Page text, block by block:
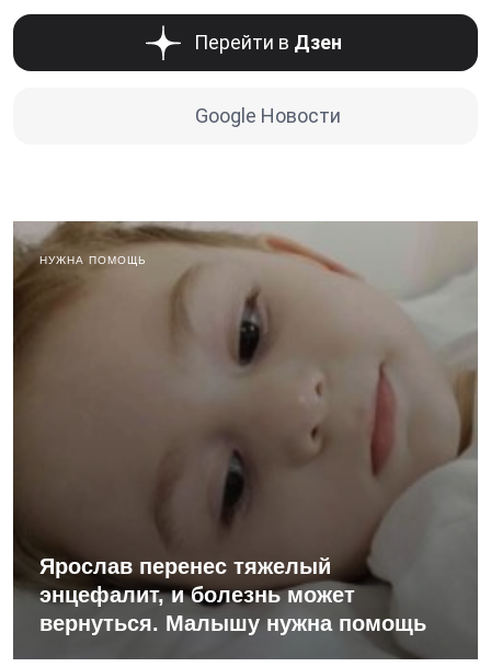
Перейти в Дзен
Google Новости
НУЖНА ПОМОЩЬ
Ярослав перенес тяжелый
энцефалит, и болезнь может
вернуться. Малышу нужна помощь